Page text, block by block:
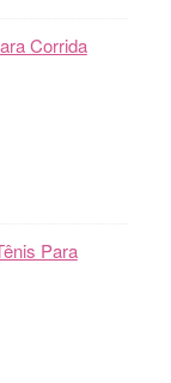
Corrida
Para